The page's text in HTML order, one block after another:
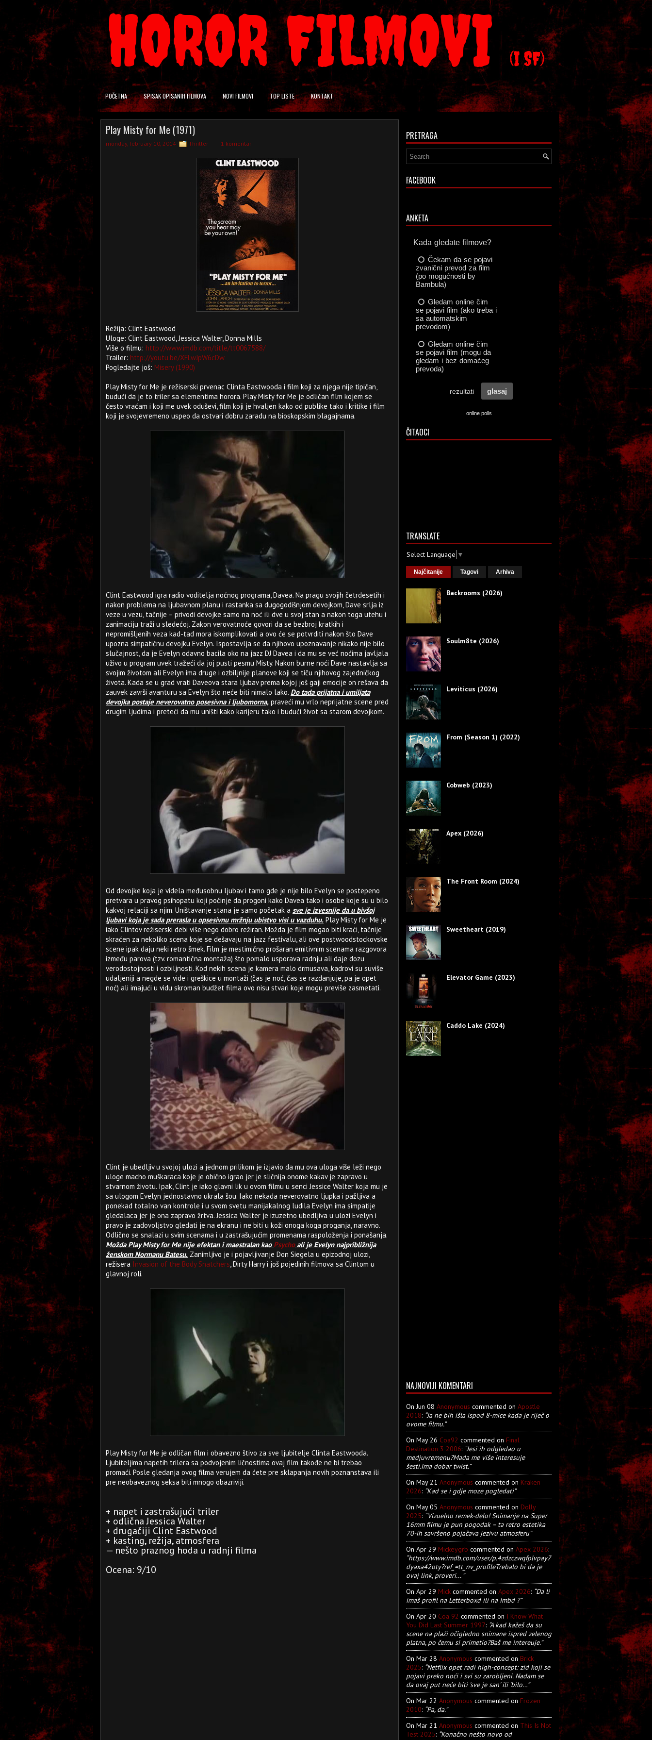
HOROR FILMOVI(I SF)
POČETNA SPISAK OPISANIH FILMOVA NOVI FILMOVI TOP LISTE KONTAKT
Play Misty for Me (1971)
monday, february 10, 2014 Thriller 1 komentar
Režija: Clint Eastwood
Uloge: Clint Eastwood, Jessica Walter, Donna Mills
Više o filmu: http://www.imdb.com/title/tt0067588/
Trailer: http://youtu.be/XFLwJpW6cDw
Pogledajte još: Misery (1990)
Play Misty for Me je režiserski prvenac Clinta Eastwooda i film koji za njega nije tipičan,
budući da je to triler sa elementima horora. Play Misty for Me je odličan film kojem se
često vraćam i koji me uvek oduševi, film koji je hvaljen kako od publike tako i kritike i film
koji je svojevremeno uspeo da ostvari dobru zaradu na bioskopskim blagajnama.
Clint Eastwood igra radio voditelja noćnog programa, Davea. Na pragu svojih četrdesetih i
nakon problema na ljubavnom planu i rastanka sa dugogodišnjom devojkom, Dave srlja iz
veze u vezu, tačnije – privodi devojke samo na noć ili dve u svoj stan a nakon toga utehu i
zanimaciju traži u sledećoj. Zakon verovatnoće govori da se bezbroj kratkih i
nepromišljenih veza kad-tad mora iskomplikovati a ovo će se potvrditi nakon što Dave
upozna simpatičnu devojku Evelyn. Ispostavlja se da njihovo upoznavanje nikako nije bilo
slučajnost, da je Evelyn odavno bacila oko na jazz DJ Davea i da mu se već noćima javljala
uživo u program uvek tražeći da joj pusti pesmu Misty. Nakon burne noći Dave nastavlja sa
svojim životom ali Evelyn ima druge i ozbiljnije planove koji se tiču njihovog zajedničkog
života. Kada se u grad vrati Daveova stara ljubav prema kojoj još gaji emocije on rešava da
zauvek završi avanturu sa Evelyn što neće biti nimalo lako. Do tada prijatna i umiljata
devojka postaje neverovatno posesivna i ljubomorna, praveći mu vrlo neprijatne scene pred
drugim ljudima i preteći da mu uništi kako karijeru tako i budući život sa starom devojkom.
Od devojke koja je videla međusobnu ljubav i tamo gde je nije bilo Evelyn se postepeno
pretvara u pravog psihopatu koji počinje da progoni kako Davea tako i osobe koje su u bilo
kakvoj relaciji sa njim. Uništavanje stana je samo početak a sve je izvesnije da u bivšoj
ljubavi koja je sada prerasla u opsesivnu mržnju ubistvo visi u vazduhu. Play Misty for Me je
iako Clintov režiserski debi više nego dobro režiran. Možda je film mogao biti kraći, tačnije
skraćen za nekoliko scena koje se dešavaju na jazz festivalu, ali ove postwoodstockovske
scene ipak daju neki retro šmek. Film je mestimično prošaran emitivnim scenama razgovora
između parova (tzv. romantična montaža) što pomalo usporava radnju ali daje dozu
verodostojnosti i ozbiljnosti. Kod nekih scena je kamera malo drmusava, kadrovi su suviše
udaljeniji a negde se vide i greškice u montaži (čas je noć, čas se razdanjuje, pa je opet
noć) ali imajući u vidu skroman budžet filma ovo nisu stvari koje mogu previše zasmetati.
Clint je ubedljiv u svojoj ulozi a jednom prilikom je izjavio da mu ova uloga više leži nego
uloge macho muškaraca koje je obično igrao jer je sličnija onome kakav je zapravo u
stvarnom životu. Ipak, Clint je iako glavni lik u ovom filmu u senci Jessice Walter koja mu je
sa ulogom Evelyn jednostavno ukrala šou. Iako nekada neverovatno ljupka i pažljiva a
ponekad totalno van kontrole i u svom svetu manijakalnog ludila Evelyn ima simpatije
gledalaca jer je ona zapravo žrtva. Jessica Walter je izuzetno ubedljiva u ulozi Evelyn i
pravo je zadovoljstvo gledati je na ekranu i ne biti u koži onoga koga proganja, naravno.
Odlično se snalazi u svim scenama i u zastrašujućim promenama raspoloženja i ponašanja.
Možda Play Misty for Me nije efektan i maestralan kao Psychoali je Evelyn najpribližnija
ženskom Normanu Batesu. Zanimljivo je i pojavljivanje Don Siegela u epizodnoj ulozi,
režisera Invasion of the Body Snatchers, Dirty Harry i još pojedinih filmova sa Clintom u
glavnoj roli.
Play Misty for Me je odličan film i obavezno štivo za sve ljubitelje Clinta Eastwooda.
Ljubiteljima napetih trilera sa podvojenim ličnostima ovaj film takođe ne bi trebao
promaći. Posle gledanja ovog filma verujem da ćete pre sklapanja novih poznanstava ili
pre neobaveznog seksa biti mnogo obazriviji.
+ napet i zastrašujući triler
+ odlična Jessica Walter
+ drugačiji Clint Eastwood
+ kasting, režija, atmosfera
— nešto praznog hoda u radnji filma
Ocena: 9/10
PRETRAGA
FACEBOOK
ANKETA
online polls
ČITAOCI
TRANSLATE
Select Language ▼
Najčitanije Tagovi Arhiva
Backrooms (2026)
Soulm8te (2026)
Leviticus (2026)
From (Season 1) (2022)
Cobweb (2023)
Apex (2026)
The Front Room (2024)
Sweetheart (2019)
Elevator Game (2023)
Caddo Lake (2024)
NAJNOVIJI KOMENTARI
On Jun 08 Anonymous commented on Apostle
2018: “Ja ne bih išla ispod 8-mice kada je riječ o
ovome filmu.”
On May 26 Coa92 commented on Final
Destination 3 2006: “Jesi ih odgledao u
medjuvremenu?Mada me više interesuje
šesti.Ima dobar twist.”
On May 21 Anonymous commented on Kraken
2026: “Kad se i gdje moze pogledati”
On May 05 Anonymous commented on Dolly
2025: “Vizuelno remek-delo! Snimanje na Super
16mm filmu je pun pogodak – ta retro estetika
70-ih savršeno pojačava jezivu atmosferu”
On Apr 29 Mickeygrb commented on Apex 2026:
“https://www.imdb.com/user/p.4zdzczwqfplvpay7
dyaxa42oty?ref_=tt_nv_profileTrebalo bi da je
ovaj link, proveri... ”
On Apr 29 Mick commented on Apex 2026: “Da li
imaš profil na Letterboxd ili na Imbd ?”
On Apr 20 Coa 92 commented on I Know What
You Did Last Summer 1997: “A kad kažeš da su
scene na plaži očigledno snimane ispred zelenog
platna, po čemu si primetio?Baš me intereuje.”
On Mar 28 Anonymous commented on Brick
2025: “Netflix opet radi high-concept: zid koji se
pojavi preko noći i svi su zarobljeni. Nadam se
da ovaj put neće biti 'sve je san' ili 'bilo…”
On Mar 22 Anonymous commented on Frozen
2010: “Pa, da.”
On Mar 21 Anonymous commented on This Is Not
Test 2025: “Konačno nešto novo od